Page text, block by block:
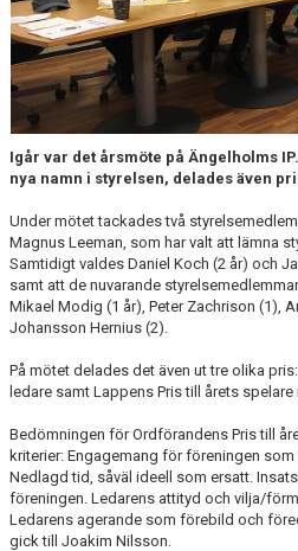
Igår var det årsmöte på Ängelholms
nya namn i styrelsen, delades även
Under mötet tackades två
Magnus Leeman, som har valt att lämna
Samtidigt valdes Daniel Koch (2 år) och
samt att de nuvarande
Mikael Modig (1 år), Peter Zachrison (1),
Johansson Hernius (2).
På mötet delades det även ut tre olika
ledare samt Lappens Pris till årets spelare
Bedömningen för Ordförandens Pris till
kriterier: Engagemang för föreningen som
Nedlagd tid, såväl ideell som ersatt.
föreningen. Ledarens attityd och vilja/
Ledarens agerande som förebild och
gick till Joakim Nilsson.